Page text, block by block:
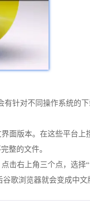
有针对不同操作系统的
面版本。在这些平台上
整的文件。
击右上角三个点，选择
歌浏览器就会变成中文